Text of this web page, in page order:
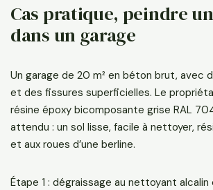
Cas pratique, peindre
dans un garage
Un garage de 20 m² en béton brut, avec
et des fissures superficielles. Le
résine époxy bicomposante grise RAL
attendu : un sol lisse, facile à nettoyer,
et aux roues d’une berline.
Étape 1 : dégraissage au nettoyant alcalin